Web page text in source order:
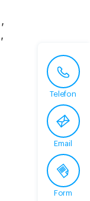
,
,
Telefon
Email
Form